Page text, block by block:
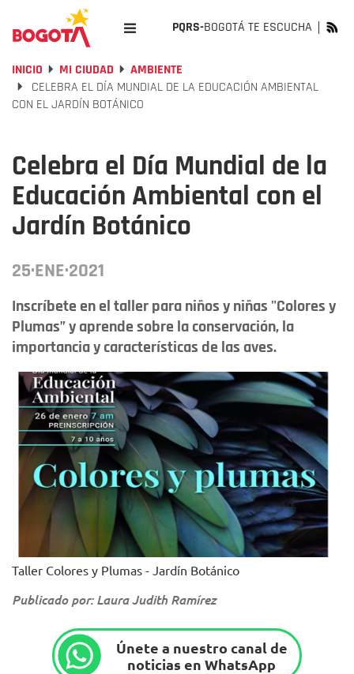
PQRS-BOGOTÁ TE ESCUCHA
INICIO MI CIUDAD
AMBIENTE
CELEBRA EL DÍA MUNDIAL DE LA EDUCACIÓN AMBIENTAL
CON EL JARDÍN BOTÁNICO
Celebra el Día Mundial de la
Educación Ambiental con el
Jardín Botánico
25·ENE·2021
Inscríbete en el taller para niños y niñas "Colores y
Plumas” y aprende sobre la conservación, la
importancia y características de las aves.
Taller Colores y Plumas - Jardín Botánico
Publicado por: Laura Judith Ramírez
Únete a nuestro canal de
noticias en WhatsApp